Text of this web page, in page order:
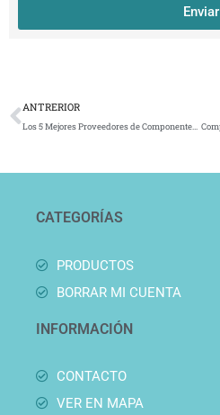
Enviar
Ant
ANTRERIOR
Los 5 Mejores Proveedores de Componentes para Moldes de Inyección en México
CATEGORÍAS
PRODUCTOS
BORRAR MI CUENTA
INFORMACIÓN
CONTACTO
VER EN MAPA